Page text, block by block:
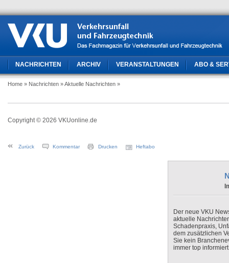
NACHRICHTEN ARCHIV VERANSTALTUNGEN ABO &
Home » Nachrichten » Aktuelle Nachrichten »
Copyright © 2026 VKUonline.de
Zurück Kommentar Drucken Heftabo
Der neue VKU
aktuelle
Schadenpraxis,
dem zusätzlichen
Sie kein
immer top